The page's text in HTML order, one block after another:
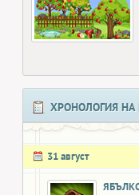
ХРОНОЛОГИЯ НА
31 август